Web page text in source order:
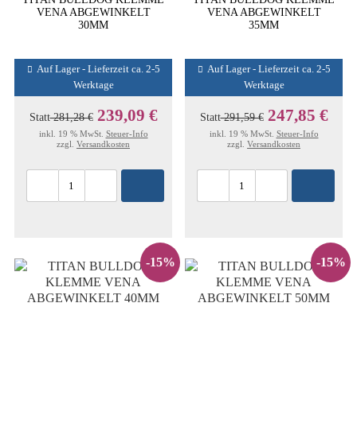
VENA ABGEWINKELT
30MM
Auf Lager - Lieferzeit ca. 2-5
Werktage
Statt281,28 € 239,09 €
inkl. 19 % MwSt. Steuer-Info
zzgl. Versandkosten
VENA ABGEWINKELT
35MM
Auf Lager - Lieferzeit ca. 2-5
Werktage
Statt291,59 € 247,85 €
inkl. 19 % MwSt. Steuer-Info
zzgl. Versandkosten
-15% -15%